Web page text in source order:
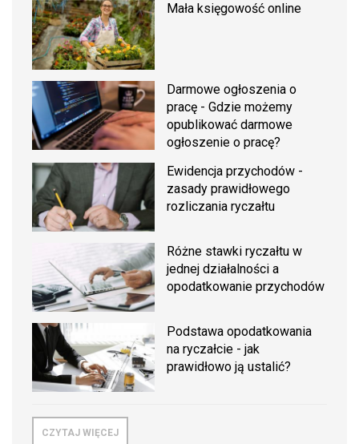
Mała księgowość online
Darmowe ogłoszenia o
pracę - Gdzie możemy
opublikować darmowe
ogłoszenie o pracę?
Ewidencja przychodów -
zasady prawidłowego
rozliczania ryczałtu
Różne stawki ryczałtu w
jednej działalności a
opodatkowanie przychodów
Podstawa opodatkowania
na ryczałcie - jak
prawidłowo ją ustalić?
CZYTAJ WIĘCEJ